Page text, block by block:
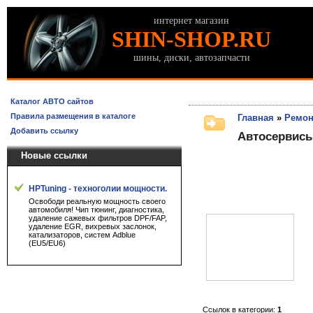
интернет магазин
SHIN-SHOP.RU
шины, диски, автозапчасти
Каталог АВТО сайтов
Правила размещения в каталоге
Добавить ссылку
Новые ссылки
HPTuning - техноголии мощности.
Освободи реальную мощность своего
автомобиля! Чип тюнинг, диагностика,
удаление сажевых фильтров DPF/FAP,
удаление EGR, вихревых заслонок,
катализаторов, систем Adblue
(EU5/EU6)
Главная »
Ссылок в категории: 1